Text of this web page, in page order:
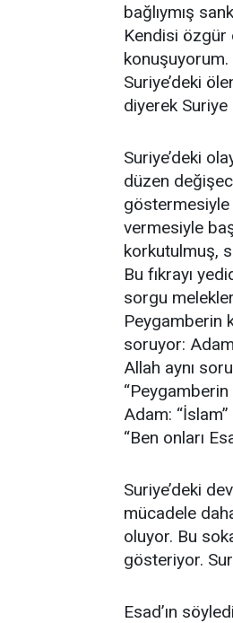
bağlıymış
Kendisi özgür
Suriye’deki
diyerek
Suriye’deki
düzen
göstermesiyle
vermesiyle
korkutulmuş,
Bu fıkrayı
sorgu
Peygamberin
soruyor:
Allah aynı
Adam:
“Ben onları
Suriye’deki
mücadele
oluyor. Bu
gösteriyor.
Esad’ın